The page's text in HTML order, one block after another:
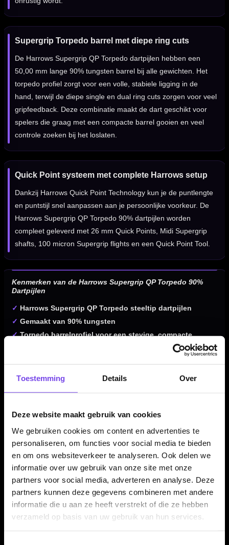
Toestemming Details Over
Deze website maakt gebruik van cookies
We gebruiken cookies om content en advertenties te
personaliseren, om functies voor social media te bieden
en om ons websiteverkeer te analyseren. Ook delen we
informatie over uw gebruik van onze site met onze
partners voor social media, adverteren en analyse. Deze
partners kunnen deze gegevens combineren met andere
informatie die u aan ze heeft verstrekt of die ze hebben
verzameld op basis van uw gebruik van hun services.
Supergrip Torpedo barrel met diepe ring cuts
De Harrows Supergrip QP Torpedo dartpijlen hebben een
50,00 mm lange 90% tungsten barrel bij alle gewichten. Het
torpedo profiel zorgt voor een volle, stabiele ligging in de
hand, terwijl de diepe single en dual ring cuts zorgen voor veel
gripfeedback. Deze combinatie maakt de dart geschikt voor
spelers die graag met een compacte barrel gooien en veel
controle zoeken bij het loslaten.
Quick Point systeem met complete Harrows setup
Dankzij Harrows Quick Point Technology kun je de puntlengte
en puntstijl snel aanpassen aan je persoonlijke voorkeur. De
Harrows Supergrip QP Torpedo 90% dartpijlen worden
compleet geleverd met 26 mm Quick Points, Midi Supergrip
shafts, 100 micron Supergrip flights en een Quick Point Tool.
Kenmerken van de Harrows Supergrip QP Torpedo 90%
Dartpijlen
✓ Harrows Supergrip QP Torpedo steeltip dartpijlen
✓ Gemaakt van 90% tungsten
✓ Torpedo barrelprofiel voor een stevige, compacte
✓ Harrows Quick Point Technology voor snel
✓ Barrel length van 50,00 mm bij alle gewichten
✓
Verkrijgbaar in 22, 23 en 24 gram
✓ Compleet geleverd met Midi Supergrip shafts, 100
micron Supergrip flights en Quick Point Tool
Dartpijl Materiaal:90% Tungsten
Dartpijl Gewicht:22-23-24 Gram
Dartpijl Kleur: Zilver / Zwart